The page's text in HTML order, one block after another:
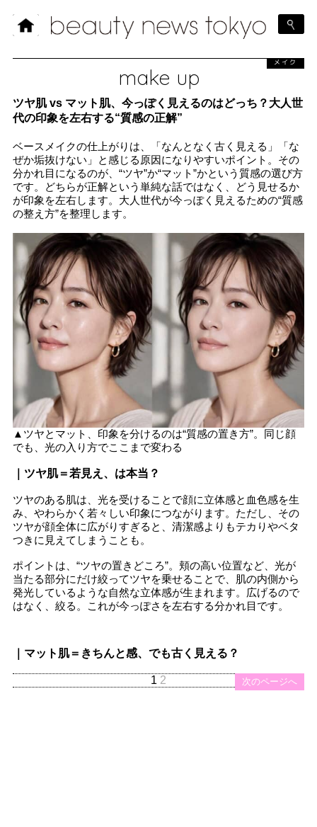
make up
メイク
ツヤ肌 vs マット肌、今っぽく見えるのはどっち？大人世
代の印象を左右する“質感の正解”
ベースメイクの仕上がりは、「なんとなく古く見える」「な
ぜか垢抜けない」と感じる原因になりやすいポイント。その
分かれ目になるのが、“ツヤ”か“マット”かという質感の選び方
です。どちらが正解という単純な話ではなく、どう見せるか
が印象を左右します。大人世代が今っぽく見えるための“質感
の整え方”を整理します。
▲ツヤとマット、印象を分けるのは“質感の置き方”。同じ顔
でも、光の入り方でここまで変わる
｜ツヤ肌＝若見え、は本当？
ツヤのある肌は、光を受けることで顔に立体感と血色感を生
み、やわらかく若々しい印象につながります。ただし、その
ツヤが顔全体に広がりすぎると、清潔感よりもテカりやベタ
つきに見えてしまうことも。
ポイントは、“ツヤの置きどころ”。頬の高い位置など、光が
当たる部分にだけ絞ってツヤを乗せることで、肌の内側から
発光しているような自然な立体感が生まれます。広げるので
はなく、絞る。これが今っぽさを左右する分かれ目です。
｜マット肌＝きちんと感、でも古く見える？
次のページへ
1 2